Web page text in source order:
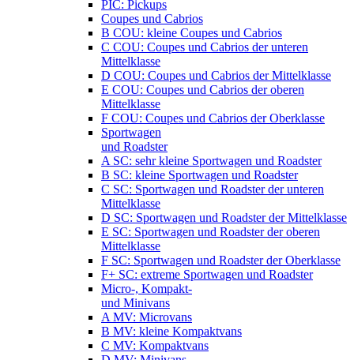
PIC: Pickups
Coupes und Cabrios
B COU: kleine Coupes und Cabrios
C COU: Coupes und Cabrios der unteren
Mittelklasse
D COU: Coupes und Cabrios der Mittelklasse
E COU: Coupes und Cabrios der oberen
Mittelklasse
F COU: Coupes und Cabrios der Oberklasse
Sportwagen
und Roadster
A SC: sehr kleine Sportwagen und Roadster
B SC: kleine Sportwagen und Roadster
C SC: Sportwagen und Roadster der unteren
Mittelklasse
D SC: Sportwagen und Roadster der Mittelklasse
E SC: Sportwagen und Roadster der oberen
Mittelklasse
F SC: Sportwagen und Roadster der Oberklasse
F+ SC: extreme Sportwagen und Roadster
Micro-, Kompakt-
und Minivans
A MV: Microvans
B MV: kleine Kompaktvans
C MV: Kompaktvans